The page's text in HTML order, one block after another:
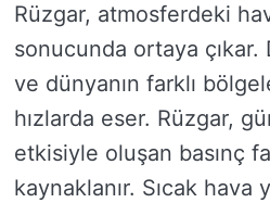
Rüzgar, atmosferdeki
sonucunda ortaya
ve dünyanın farklı
hızlarda eser. Rüzgar,
etkisiyle oluşan basınç
kaynaklanır. Sıcak